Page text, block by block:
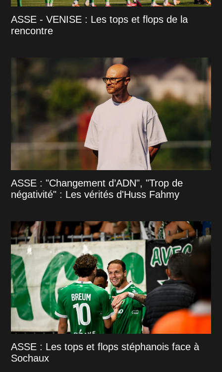
ASSE - VENISE : Les tops et flops de la
rencontre
ASSE : "Changement d’ADN", "Trop de
négativité" : Les vérités d'Huss Fahmy
ASSE : Les tops et flops stéphanois face à
Sochaux